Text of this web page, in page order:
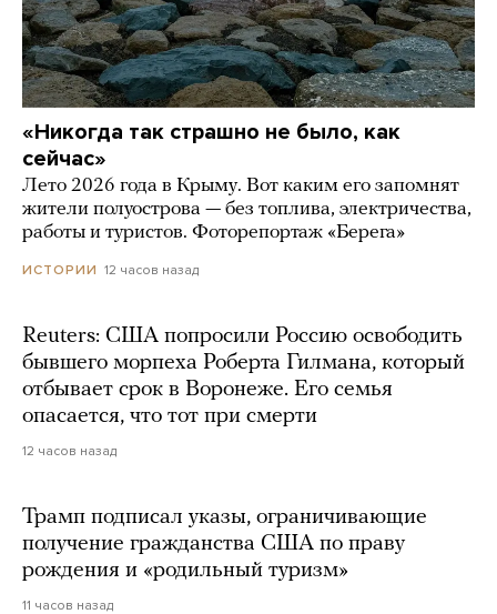
«Никогда так страшно не было, как
сейчас»
Лето 2026 года в Крыму. Вот каким его запомнят
жители полуострова — без топлива, электричества,
работы и туристов. Фоторепортаж «Берега»
ИСТОРИИ 12 часов назад
Reuters: США попросили Россию освободить
бывшего морпеха Роберта Гилмана, который
отбывает срок в Воронеже. Его семья
опасается, что тот при смерти
12 часов назад
Трамп подписал указы, ограничивающие
получение гражданства США по праву
рождения и «родильный туризм»
11 часов назад